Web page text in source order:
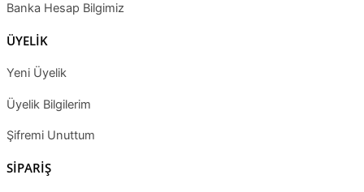
Banka Hesap Bilgimiz
ÜYELİK
Yeni Üyelik
Üyelik Bilgilerim
Şifremi Unuttum
SİPARİŞ